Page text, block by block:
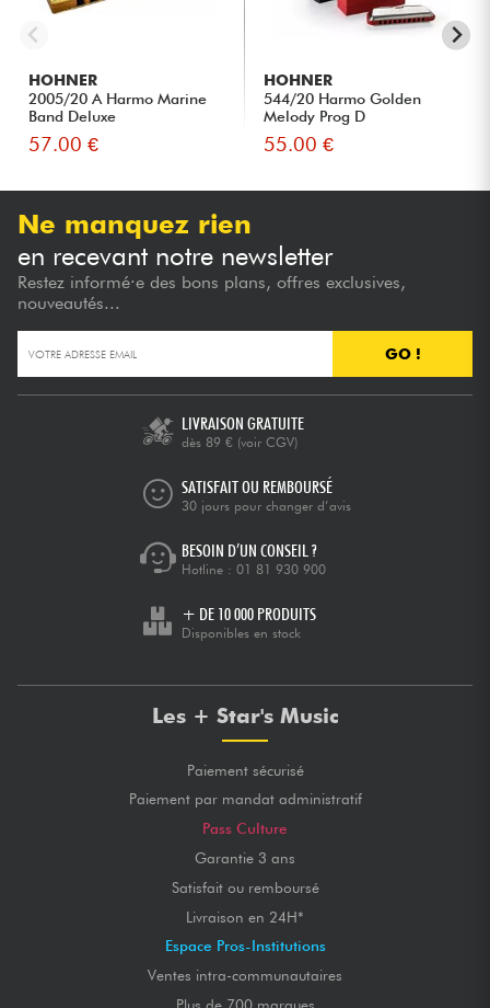
HOHNER
2005/20 A Harmo Marine
Band Deluxe
57.00 €
HOHNER
544/20 Harmo Golden
Melody Prog D
55.00 €
Ne manquez rien
en recevant notre newsletter
Restez informé·e des bons plans, offres exclusives,
nouveautés...
GO !
LIVRAISON GRATUITE
dès 89 € (voir CGV)
SATISFAIT OU REMBOURSÉ
30 jours pour changer d’avis
BESOIN D’UN CONSEIL ?
Hotline : 01 81 930 900
+ DE 10 000 PRODUITS
Disponibles en stock
Les + Star's Music
Paiement sécurisé
Paiement par mandat administratif
Pass Culture
Garantie 3 ans
Satisfait ou remboursé
Livraison en 24H*
Espace Pros-Institutions
Ventes intra-communautaires